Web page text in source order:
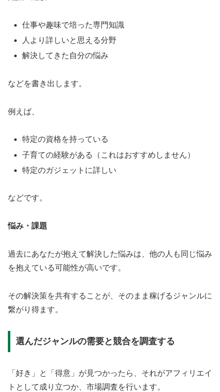
仕事や趣味で培った専門知識
人より詳しいと思える分野
解決してきた自分の悩み
などを書き出します。
例えば、
特定の資格を持っている
子育ての経験がある（これはおすすめしません）
特定のガジェットに詳しい
などです。
悩み・課題
過去にあなたが抱えて解決した悩みは、他の人も同じ悩み
を抱えている可能性が高いです。
その解決策を共有することが、そのまま稼げるジャンルに
繋がり得ます。
選んだジャンルの需要と競合を調査する
「好き」と「得意」が見つかったら、それがアフィリエイ
トとして成り立つか、市場調査を行います。